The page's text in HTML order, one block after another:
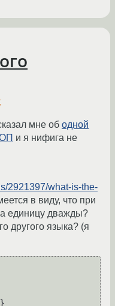
мне об одной
и я нифига не
2921397/what-is-the-
в виду, что при
единицу дважды?
другого языка? (я